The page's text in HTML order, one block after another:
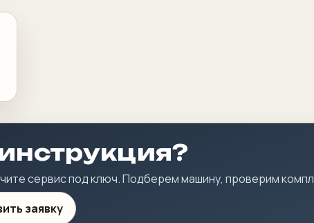
сервис под ключ. Подберем машину, проверим
заявку